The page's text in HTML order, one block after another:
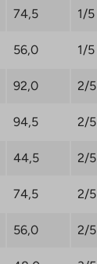
74,5 1/5
56,0 1/5
92,0 2/5
94,5 2/5
44,5 2/5
74,5 2/5
56,0 2/5